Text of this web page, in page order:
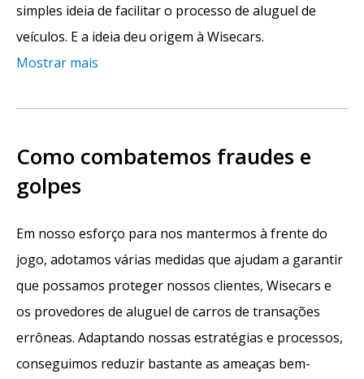
simples ideia de facilitar o processo de aluguel de
veículos. E a ideia deu origem à Wisecars.
Mostrar mais
Como combatemos fraudes e
golpes
Em nosso esforço para nos mantermos à frente do
jogo, adotamos várias medidas que ajudam a garantir
que possamos proteger nossos clientes, Wisecars e
os provedores de aluguel de carros de transações
errôneas. Adaptando nossas estratégias e processos,
conseguimos reduzir bastante as ameaças bem-